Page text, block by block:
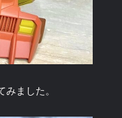
ました。